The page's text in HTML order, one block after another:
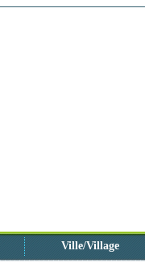
Ville/Village